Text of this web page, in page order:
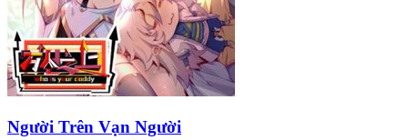
Người Trên Vạn Người